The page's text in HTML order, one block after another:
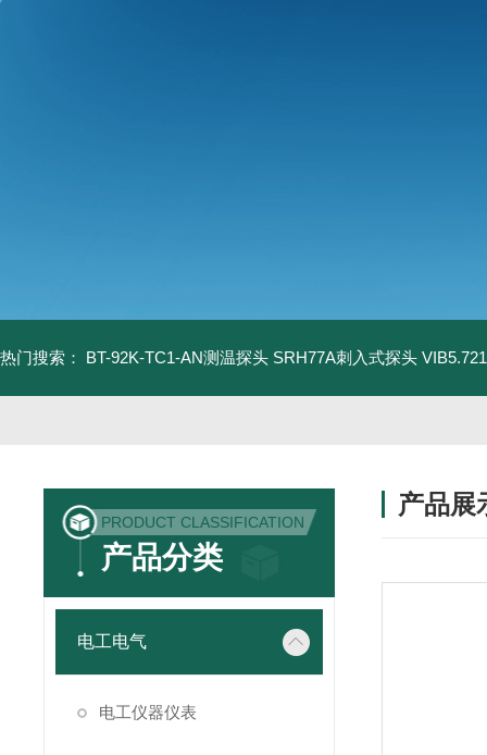
热门搜索： BT-92K-TC1-AN测温探头 SRH77A刺入式探头
PRODUCT CLASSIFICATION
产品分类
电工电气
电工仪器仪表
产品展